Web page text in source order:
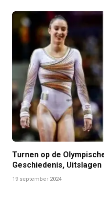
Turnen op de
Geschiedenis,
19 september 2024